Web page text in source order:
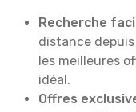
Recherche
distance
les meilleures
idéal.
Offres